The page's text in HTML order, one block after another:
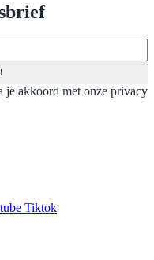
je akkoord met onze privacy
Tiktok